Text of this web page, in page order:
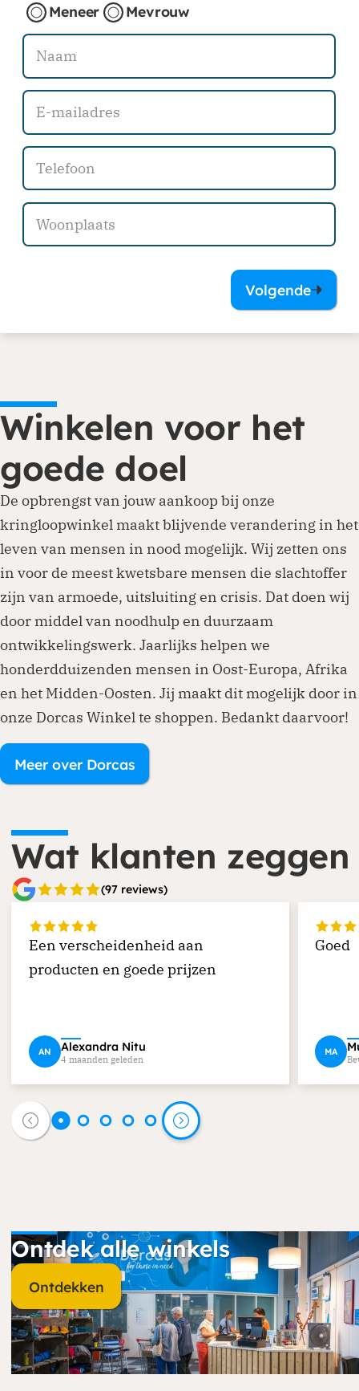
Meneer Mevrouw
Volgende
Winkelen voor het
goede doel
De opbrengst van jouw aankoop bij onze
kringloopwinkel maakt blijvende verandering in het
leven van mensen in nood mogelijk. Wij zetten ons
in voor de meest kwetsbare mensen die slachtoffer
zijn van armoede, uitsluiting en crisis. Dat doen wij
door middel van noodhulp en duurzaam
ontwikkelingswerk. Jaarlijks helpen we
honderdduizenden mensen in Oost-Europa, Afrika
en het Midden-Oosten. Jij maakt dit mogelijk door in
onze Dorcas Winkel te shoppen. Bedankt daarvoor!
Meer over Dorcas
Wat klanten zeggen
(97 reviews)
Een verscheidenheid aan
producten en goede prijzen
AN Alexandra Nitu
4 maanden geleden
Goed
MA
Ontdek alle winkels
Ontdekken